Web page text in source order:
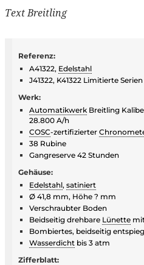
Text Breitling
Referenz:
A41322, Edelstahl
J41322, K41322 Limitierte
Werk:
Automatikwerk Breitling
28.800 A/h
COSC-zertifizierter
38 Rubine
Gangreserve 42 Stunden
Gehäuse:
Edelstahl, satiniert
Ø 41,8 mm, Höhe ? mm
Verschraubter Boden
Beidseitig drehbare Lünette
Bombiertes, beidseitig
Wasserdicht bis 3 atm
Zifferblatt: